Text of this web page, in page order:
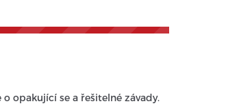
opakující se a řešitelné závady.